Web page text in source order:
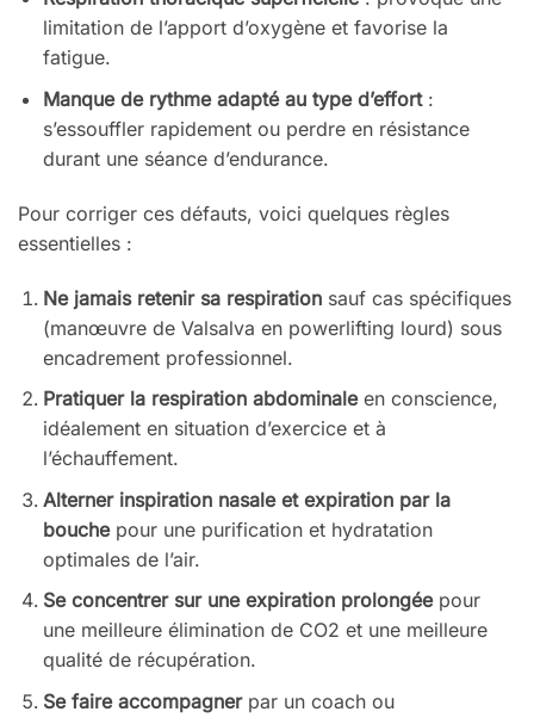
limitation de l’apport d’oxygène et favorise la
fatigue.
Manque de rythme adapté au type d’effort:
s’essouffler rapidement ou perdre en résistance
durant une séance d’endurance.
Pour corriger ces défauts, voici quelques règles
essentielles :
Ne jamais retenir sa respirationsauf cas spécifiques
(manœuvre de Valsalva en powerlifting lourd) sous
encadrement professionnel.
Pratiquer la respiration abdominaleen conscience,
idéalement en situation d’exercice et à
l’échauffement.
Alterner inspiration nasale et expiration par la
bouchepour une purification et hydratation
optimales de l’air.
Se concentrer sur une expiration prolongéepour
une meilleure élimination de CO2 et une meilleure
qualité de récupération.
Se faire accompagnerpar un coach ou